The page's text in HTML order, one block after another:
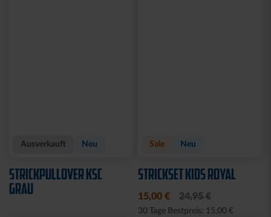
Ausverkauft Neu
STRICKPULLOVER KSC
GRAU
Sale Neu
STRICKSET KIDS ROYAL
15,00 € 24,95 €
30 Tage Bestpreis: 15,00 €